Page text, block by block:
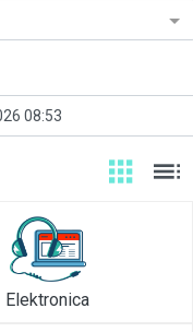
Elektronica